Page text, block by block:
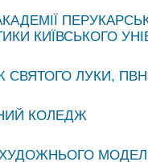
КИЇВСЬКОГО
ЛУКИ,
КОЛЕДЖ